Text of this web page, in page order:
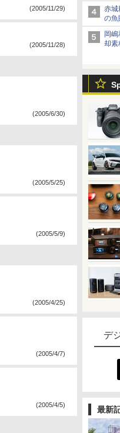
赤城
の魚
サ
岡
却素
デ
最新
(2005/11/29)
(2005/11/28)
(2005/6/30)
(2005/5/25)
(2005/5/9)
(2005/4/25)
(2005/4/7)
(2005/4/5)